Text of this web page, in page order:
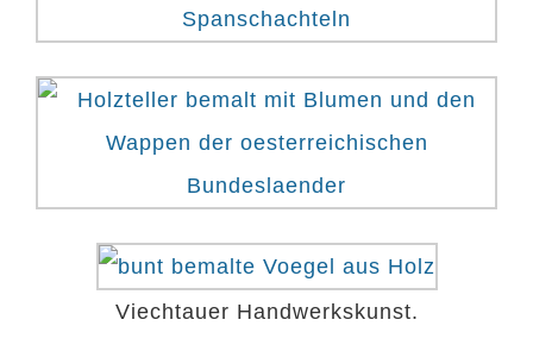
Viechtauer Handwerkskunst.